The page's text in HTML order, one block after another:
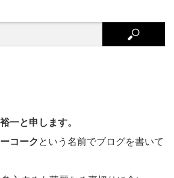
一と申します。
コーク という名前でブログを書いて